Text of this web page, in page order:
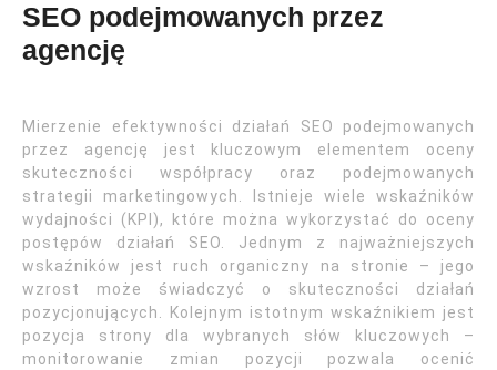
SEO podejmowanych przez
agencję
Mierzenie efektywności działań SEO podejmowanych
przez agencję jest kluczowym elementem oceny
skuteczności współpracy oraz podejmowanych
strategii marketingowych. Istnieje wiele wskaźników
wydajności (KPI), które można wykorzystać do oceny
postępów działań SEO. Jednym z najważniejszych
wskaźników jest ruch organiczny na stronie – jego
wzrost może świadczyć o skuteczności działań
pozycjonujących. Kolejnym istotnym wskaźnikiem jest
pozycja strony dla wybranych słów kluczowych –
monitorowanie zmian pozycji pozwala ocenić